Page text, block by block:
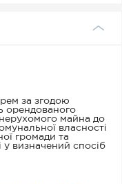
за згодою
орендованого
майна до
власності
громади та
у визначений спосіб